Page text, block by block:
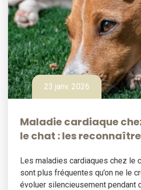
23 janv. 2026
Maladie cardiaque
le chat : les
Les maladies cardiaques chez le
sont plus fréquentes qu’on ne le
évoluer silencieusement pendant